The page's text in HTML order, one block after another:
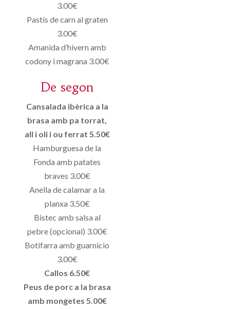
3.00€
Pastís de carn al graten
3.00€
Amanida d’hivern amb
codony i magrana 3.00€
De segon
Cansalada ibèrica a la
brasa amb pa torrat,
all i oli i ou ferrat 5.50€
Hamburguesa de la
Fonda amb patates
braves 3.00€
Anella de calamar a la
planxa 3.50€
Bistec amb salsa al
pebre (opcional) 3.00€
Botifarra amb guarnicio
3.00€
Callos 6.50€
Peus de porc a la brasa
amb mongetes 5.00€